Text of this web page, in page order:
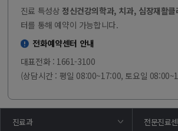
진료 특성상 정신건강의학과, 치과, 심장재활클
터를 통해 예약이 가능합니다.
전화예약센터 안내
대표전화 : 1661-3100
(상담시간 : 평일 08:00~17:00, 토요일
진료과 전문진료